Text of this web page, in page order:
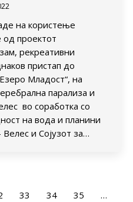
на користење
од проектот
рекреативни
пристап до
Младост“, на
парализа и
во соработка со
на вода и планини
Велес и Сојузот за…
33 34 35
…